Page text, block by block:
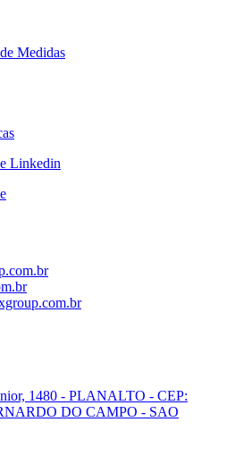
Medidas
Linkedin
1480 - PLANALTO - CEP:
DO CAMPO - SAO